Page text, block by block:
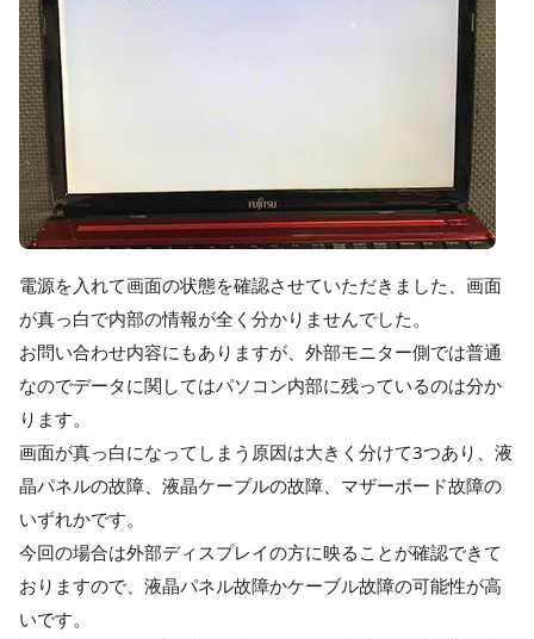
電源を入れて画面の状態を確認させていただきました、画面
が真っ白で内部の情報が全く分かりませんでした。
お問い合わせ内容にもありますが、外部モニター側では普通
なのでデータに関してはパソコン内部に残っているのは分か
ります。
画面が真っ白になってしまう原因は大きく分けて3つあり、液
晶パネルの故障、液晶ケーブルの故障、マザーボード故障の
いずれかです。
今回の場合は外部ディスプレイの方に映ることが確認できて
おりますので、液晶パネル故障かケーブル故障の可能性が高
いです。